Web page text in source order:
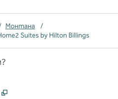
Монтана
/
Suites by Hilton Billings
,